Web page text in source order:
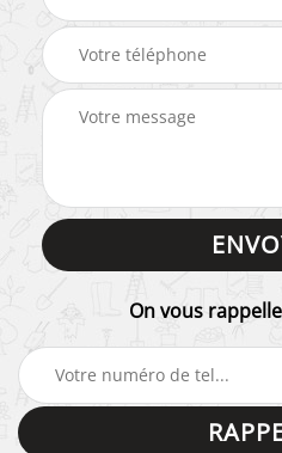
On vous